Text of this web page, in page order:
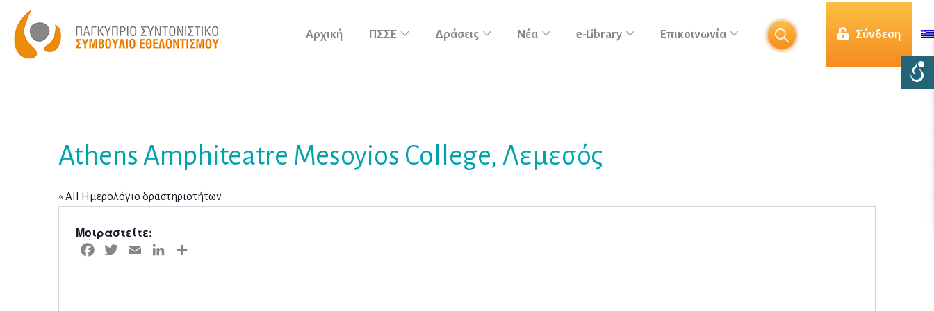
Αρχική ΠΣΣΕ Δράσεις Νέα e-Library Επικοινωνία Σύνδεση
Athens Amphiteatre Mesoyios College, Λεμεσός
« All Ημερολόγιο δραστηριοτήτων
Μοιραστείτε:
Facebook
Twitter Email LinkedIn